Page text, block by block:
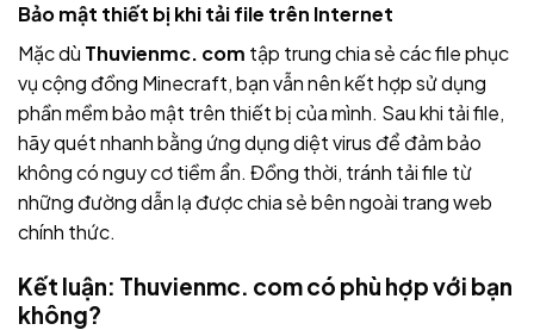
Bảo mật thiết bị khi tải file trên Internet
Mặc dù Thuvienmc. com tập trung chia sẻ các file phục
vụ cộng đồng Minecraft, bạn vẫn nên kết hợp sử dụng
phần mềm bảo mật trên thiết bị của mình. Sau khi tải file,
hãy quét nhanh bằng ứng dụng diệt virus để đảm bảo
không có nguy cơ tiềm ẩn. Đồng thời, tránh tải file từ
những đường dẫn lạ được chia sẻ bên ngoài trang web
chính thức.
Kết luận: Thuvienmc. com có phù hợp với bạn
không?